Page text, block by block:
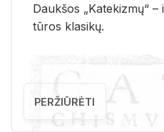
Dauk­šos „Ka­te­kiz­mų“
tū­ros kla­si­kų.
PERŽIŪRĖTI